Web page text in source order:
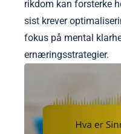
rikdom kan forsterke
sist krever
fokus på mental
ernæringsstrategier.